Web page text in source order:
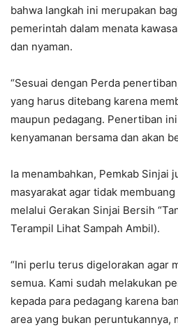
bahwa langkah ini merupakan
pemerintah dalam menata
dan nyaman.
“Sesuai dengan Perda
yang harus ditebang karena
maupun pedagang. Penertiban
kenyamanan bersama dan akan
Ia menambahkan, Pemkab Sinjai
masyarakat agar tidak
melalui Gerakan Sinjai Bersih
Terampil Lihat Sampah Ambil).
“Ini perlu terus digelorakan agar
semua. Kami sudah melakukan
kepada para pedagang karena
area yang bukan peruntukannya,